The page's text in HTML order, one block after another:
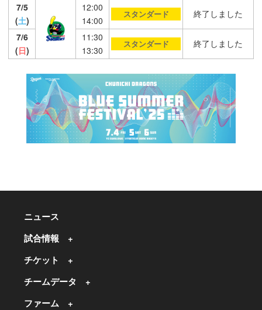
7/5
(土)
12:00
14:00
スタンダード
終了しました
7/6
(日)
11:30
13:30
スタンダード 終了しました
ニュース
試合情報
チケット
チームデータ
ファーム